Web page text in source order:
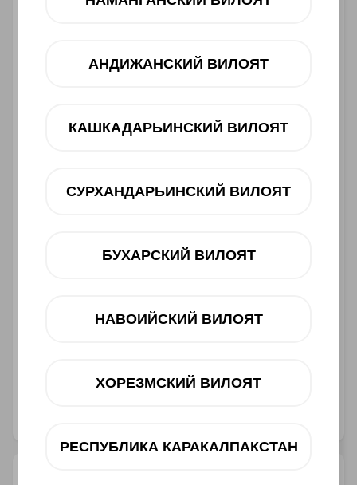
2 900 000 UZS
12 oy dan 335 000 UZS
Telegram orqali bog‘lanish
АНДИЖАНСКИЙ ВИЛОЯТ
КАШКАДАРЬИНСКИЙ ВИЛОЯТ
СУРХАНДАРЬИНСКИЙ ВИЛОЯТ
БУХАРСКИЙ ВИЛОЯТ
НАВОИЙСКИЙ ВИЛОЯТ
ХОРЕЗМСКИЙ ВИЛОЯТ
РЕСПУБЛИКА КАРАКАЛПАКСТАН